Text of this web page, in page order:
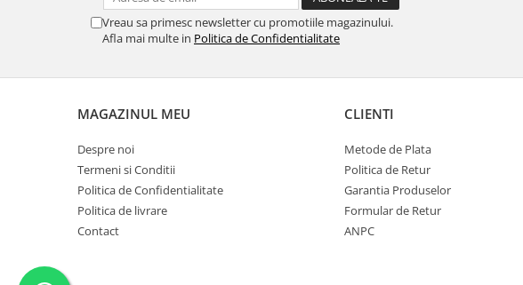
Vreau sa primesc newsletter cu promotiile magazinului.
Afla mai multe in Politica de Confidentialitate
MAGAZINUL MEU
Despre noi
Termeni si Conditii
Politica de Confidentialitate
Politica de livrare
Contact
CLIENTI
Metode de Plata
Politica de Retur
Garantia Produselor
Formular de Retur
ANPC